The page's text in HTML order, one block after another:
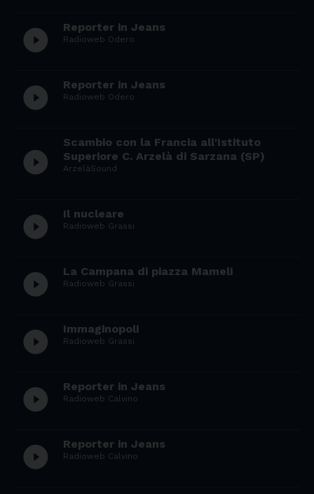
play_circle_filled Reporter in Jeans
Radioweb Odero
play_circle_filled Reporter in Jeans
Radioweb Odero
play_circle_filled
Scambio con la Francia all'Istituto
Superiore C. Arzelà di Sarzana (SP)
ArzelàSound
play_circle_filled Il nucleare
Radioweb Grassi
play_circle_filled La Campana di piazza Mameli
Radioweb Grassi
play_circle_filled Immaginopoli
Radioweb Grassi
play_circle_filled Reporter in Jeans
Radioweb Calvino
play_circle_filled Reporter in Jeans
Radioweb Calvino